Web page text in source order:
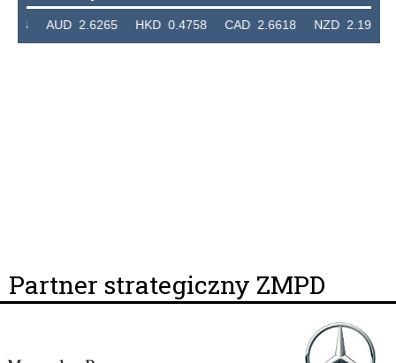
AUD 2.6265 HKD 0.4758 CAD 2.6618 NZD 2.1914
Partner strategiczny ZMPD